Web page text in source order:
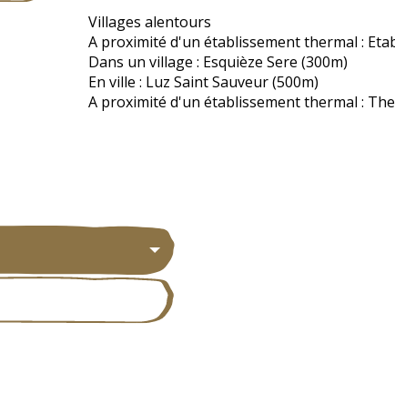
Villages alentours
A proximité d'un établissement thermal :
Dans un village : Esquièze Sere (300m)
En ville : Luz Saint Sauveur(500m)
A proximité d'un établissement thermal :